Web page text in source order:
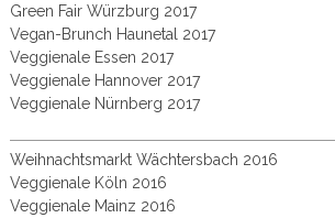
Green Fair Würzburg 2017
Vegan-Brunch Haunetal 2017
Veggienale Essen 2017
Veggienale Hannover 2017
Veggienale Nürnberg 2017
Weihnachtsmarkt Wächtersbach 2016
Veggienale Köln 2016
Veggienale Mainz 2016